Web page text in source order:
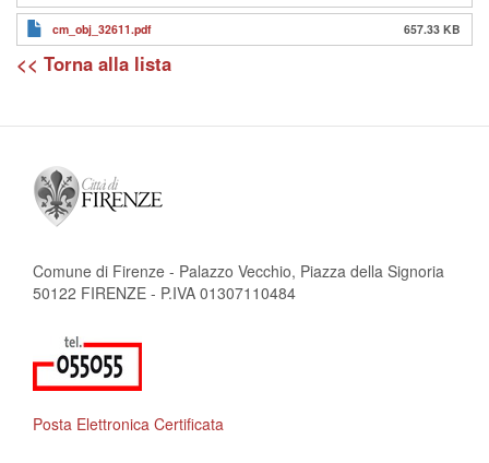
cm_obj_32611.pdf 657.33 KB
<< Torna alla lista
Comune di Firenze - Palazzo Vecchio, Piazza della Signoria
50122 FIRENZE - P.IVA 01307110484
Posta Elettronica Certificata